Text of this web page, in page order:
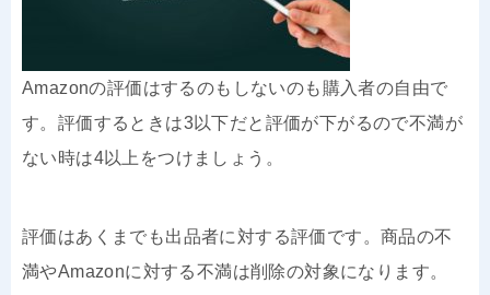
Amazonの評価はするのもしないのも購入者の自由で
す。評価するときは3以下だと評価が下がるので不満が
ない時は4以上をつけましょう。
評価はあくまでも出品者に対する評価です。商品の不
満やAmazonに対する不満は削除の対象になります。